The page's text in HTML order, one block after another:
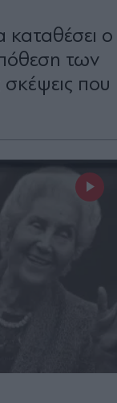
καταθέσει ο
των
που